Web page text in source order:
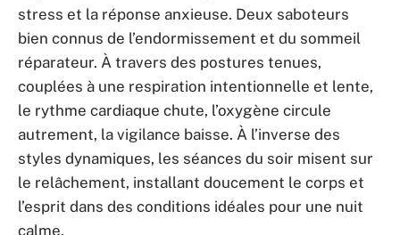
stress et la réponse anxieuse. Deux saboteurs
bien connus de l’endormissement et du sommeil
réparateur. À travers des postures tenues,
couplées à une respiration intentionnelle et lente,
le rythme cardiaque chute, l’oxygène circule
autrement, la vigilance baisse. À l’inverse des
styles dynamiques, les séances du soir misent sur
le relâchement, installant doucement le corps et
l’esprit dans des conditions idéales pour une nuit
calme.